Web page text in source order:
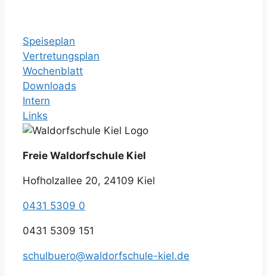
Speiseplan
Vertretungsplan
Wochenblatt
Downloads
Intern
Links
Freie Waldorfschule Kiel
Hofholzallee 20, 24109 Kiel
0431 5309 0
0431 5309 151
schulbuero@waldorfschule-kiel.de